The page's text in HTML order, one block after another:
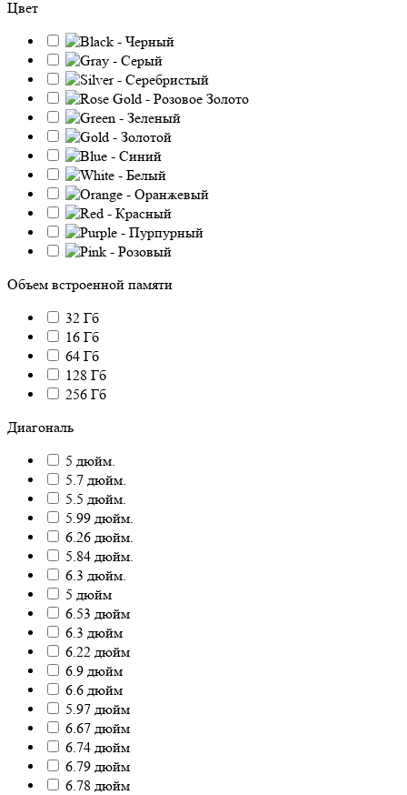
Цвет
Объем встроенной памяти
32 Гб
16 Гб
64 Гб
128 Гб
256 Гб
Диагональ
5 дюйм.
5.7 дюйм.
5.5 дюйм.
5.99 дюйм.
6.26 дюйм.
5.84 дюйм.
6.3 дюйм.
5 дюйм
6.53 дюйм
6.3 дюйм
6.22 дюйм
6.9 дюйм
6.6 дюйм
5.97 дюйм
6.67 дюйм
6.74 дюйм
6.79 дюйм
6.78 дюйм